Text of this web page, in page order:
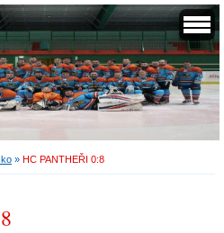
» HC PANTHEŘI 0:8